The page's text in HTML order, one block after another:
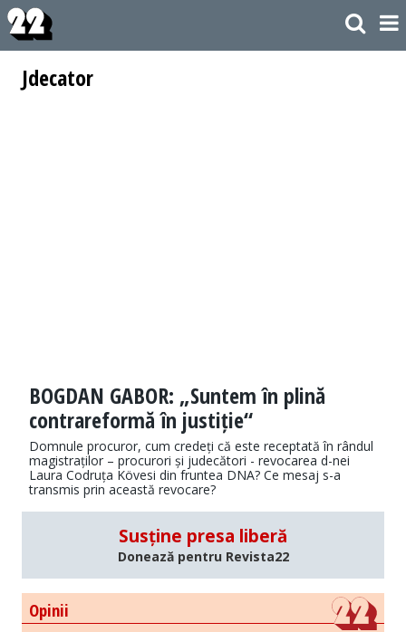
Jdecator
BOGDAN GABOR: „Suntem în plină
contrareformă în justiție“
Domnule procuror, cum credeți că este receptată în rândul
magistraților – procurori și judecători - revocarea d-nei
Laura Codruța Kövesi din fruntea DNA? Ce mesaj s-a
transmis prin această revocare?
Susține presa liberă
Donează pentru Revista22
Opinii